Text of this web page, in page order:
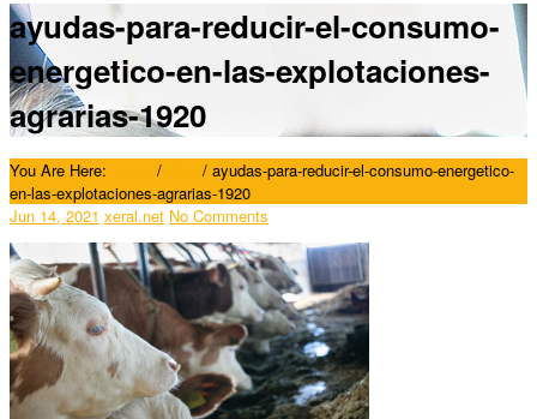
ayudas-para-reducir-el-consumo-
energetico-en-las-explotaciones-
agrarias-1920
You Are Here: / / ayudas-para-reducir-el-consumo-energetico-
en-las-explotaciones-agrarias-1920
Jun 14, 2021 xeral.net No Comments